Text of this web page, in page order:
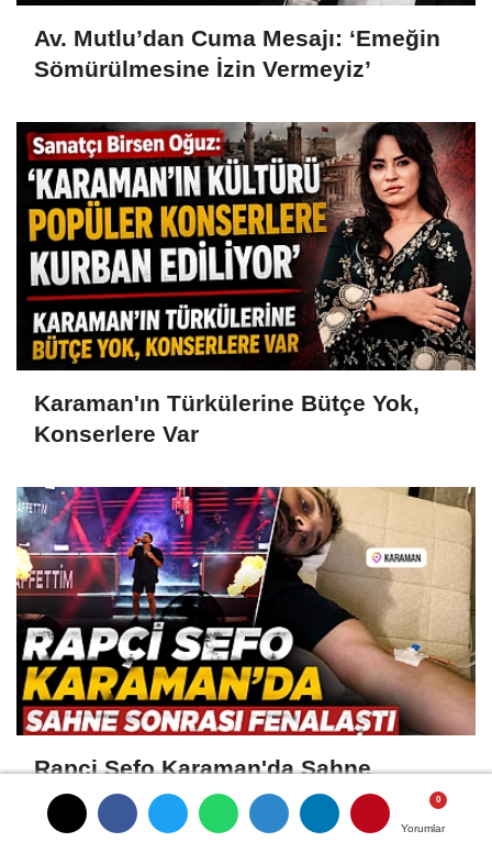
Yorumlar
Yorumlar
Yorumlar
Av. Mutlu’dan Cuma Mesajı: ‘Emeğin
Sömürülmesine İzin Vermeyiz’
Karaman'ın Türkülerine Bütçe Yok,
Konserlere Var
Rapçi Sefo Karaman'da Sahne
Sonrası Fenalaştı